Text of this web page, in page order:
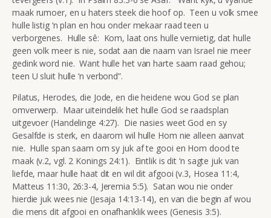
maak rumoer, en u haters steek die hoof op. Teen u volk smee
hulle listig ‘n plan en hou onder mekaar raad teen u
verborgenes. Hulle sê: Kom, laat ons hulle vernietig, dat hulle
geen volk meer is nie, sodat aan die naam van Israel nie meer
gedink word nie. Want hulle het van harte saam raad gehou;
teen U sluit hulle ‘n verbond”.
Pilatus, Herodes, die Jode, en die heidene wou God se plan
omverwerp. Maar uiteindelik het hulle God se raadsplan
uitgevoer (Handelinge 4:27). Die nasies weet God en sy
Gesalfde is sterk, en daarom wil hulle Hom nie alleen aanvat
nie. Hulle span saam om sy juk af te gooi en Hom dood te
maak (v.2, vgl. 2 Konings 24:1). Eintlik is dit ‘n sagte juk van
liefde, maar hulle haat dit en wil dit afgooi (v.3, Hosea 11:4,
Matteus 11:30, 26:3-4, Jeremia 5:5). Satan wou nie onder
hierdie juk wees nie (Jesaja 14:13-14), en van die begin af wou
die mens dit afgooi en onafhanklik wees (Genesis 3:5).